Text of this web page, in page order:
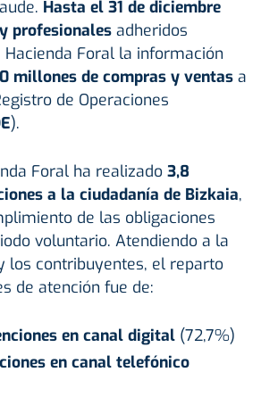
Hasta el 31 de diciembre
profesionales adheridos
Foral la información
millones de compras y ventas a
de Operaciones
).
Foral ha realizado 3,8
a la ciudadanía de Bizkaia,
de las obligaciones
voluntario. Atendiendo a la
los contribuyentes, el reparto
de atención fue de:
en canal digital (72,7%)
en canal telefónico